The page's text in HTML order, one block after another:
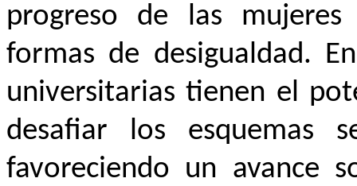
progreso de las
formas de desigualdad.
universitarias tienen el
desafiar los esquemas
favoreciendo un avance